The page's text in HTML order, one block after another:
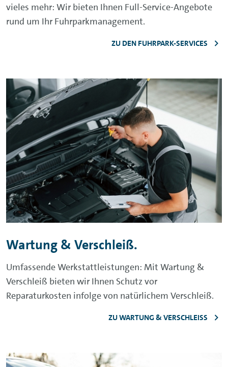
vieles mehr: Wir bieten Ihnen Full-Service-Angebote
rund um Ihr Fuhrparkmanagement.
ZU DEN FUHRPARK-SERVICES
Wartung & Verschleiß.
Umfassende Werkstattleistungen: Mit Wartung &
Verschleiß bieten wir Ihnen Schutz vor
Reparaturkosten infolge von natürlichem Verschleiß.
ZU WARTUNG & VERSCHLEISS